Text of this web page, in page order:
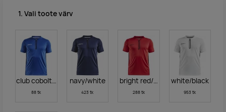
1. Vali toote värv
club cobolt/navy
88 tk
navy/white
423 tk
bright red/black
288 tk
white/black
953 tk